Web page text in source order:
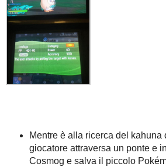
Mentre è alla ricerca del kahuna
giocatore attraversa un ponte e
Cosmog e salva il piccolo